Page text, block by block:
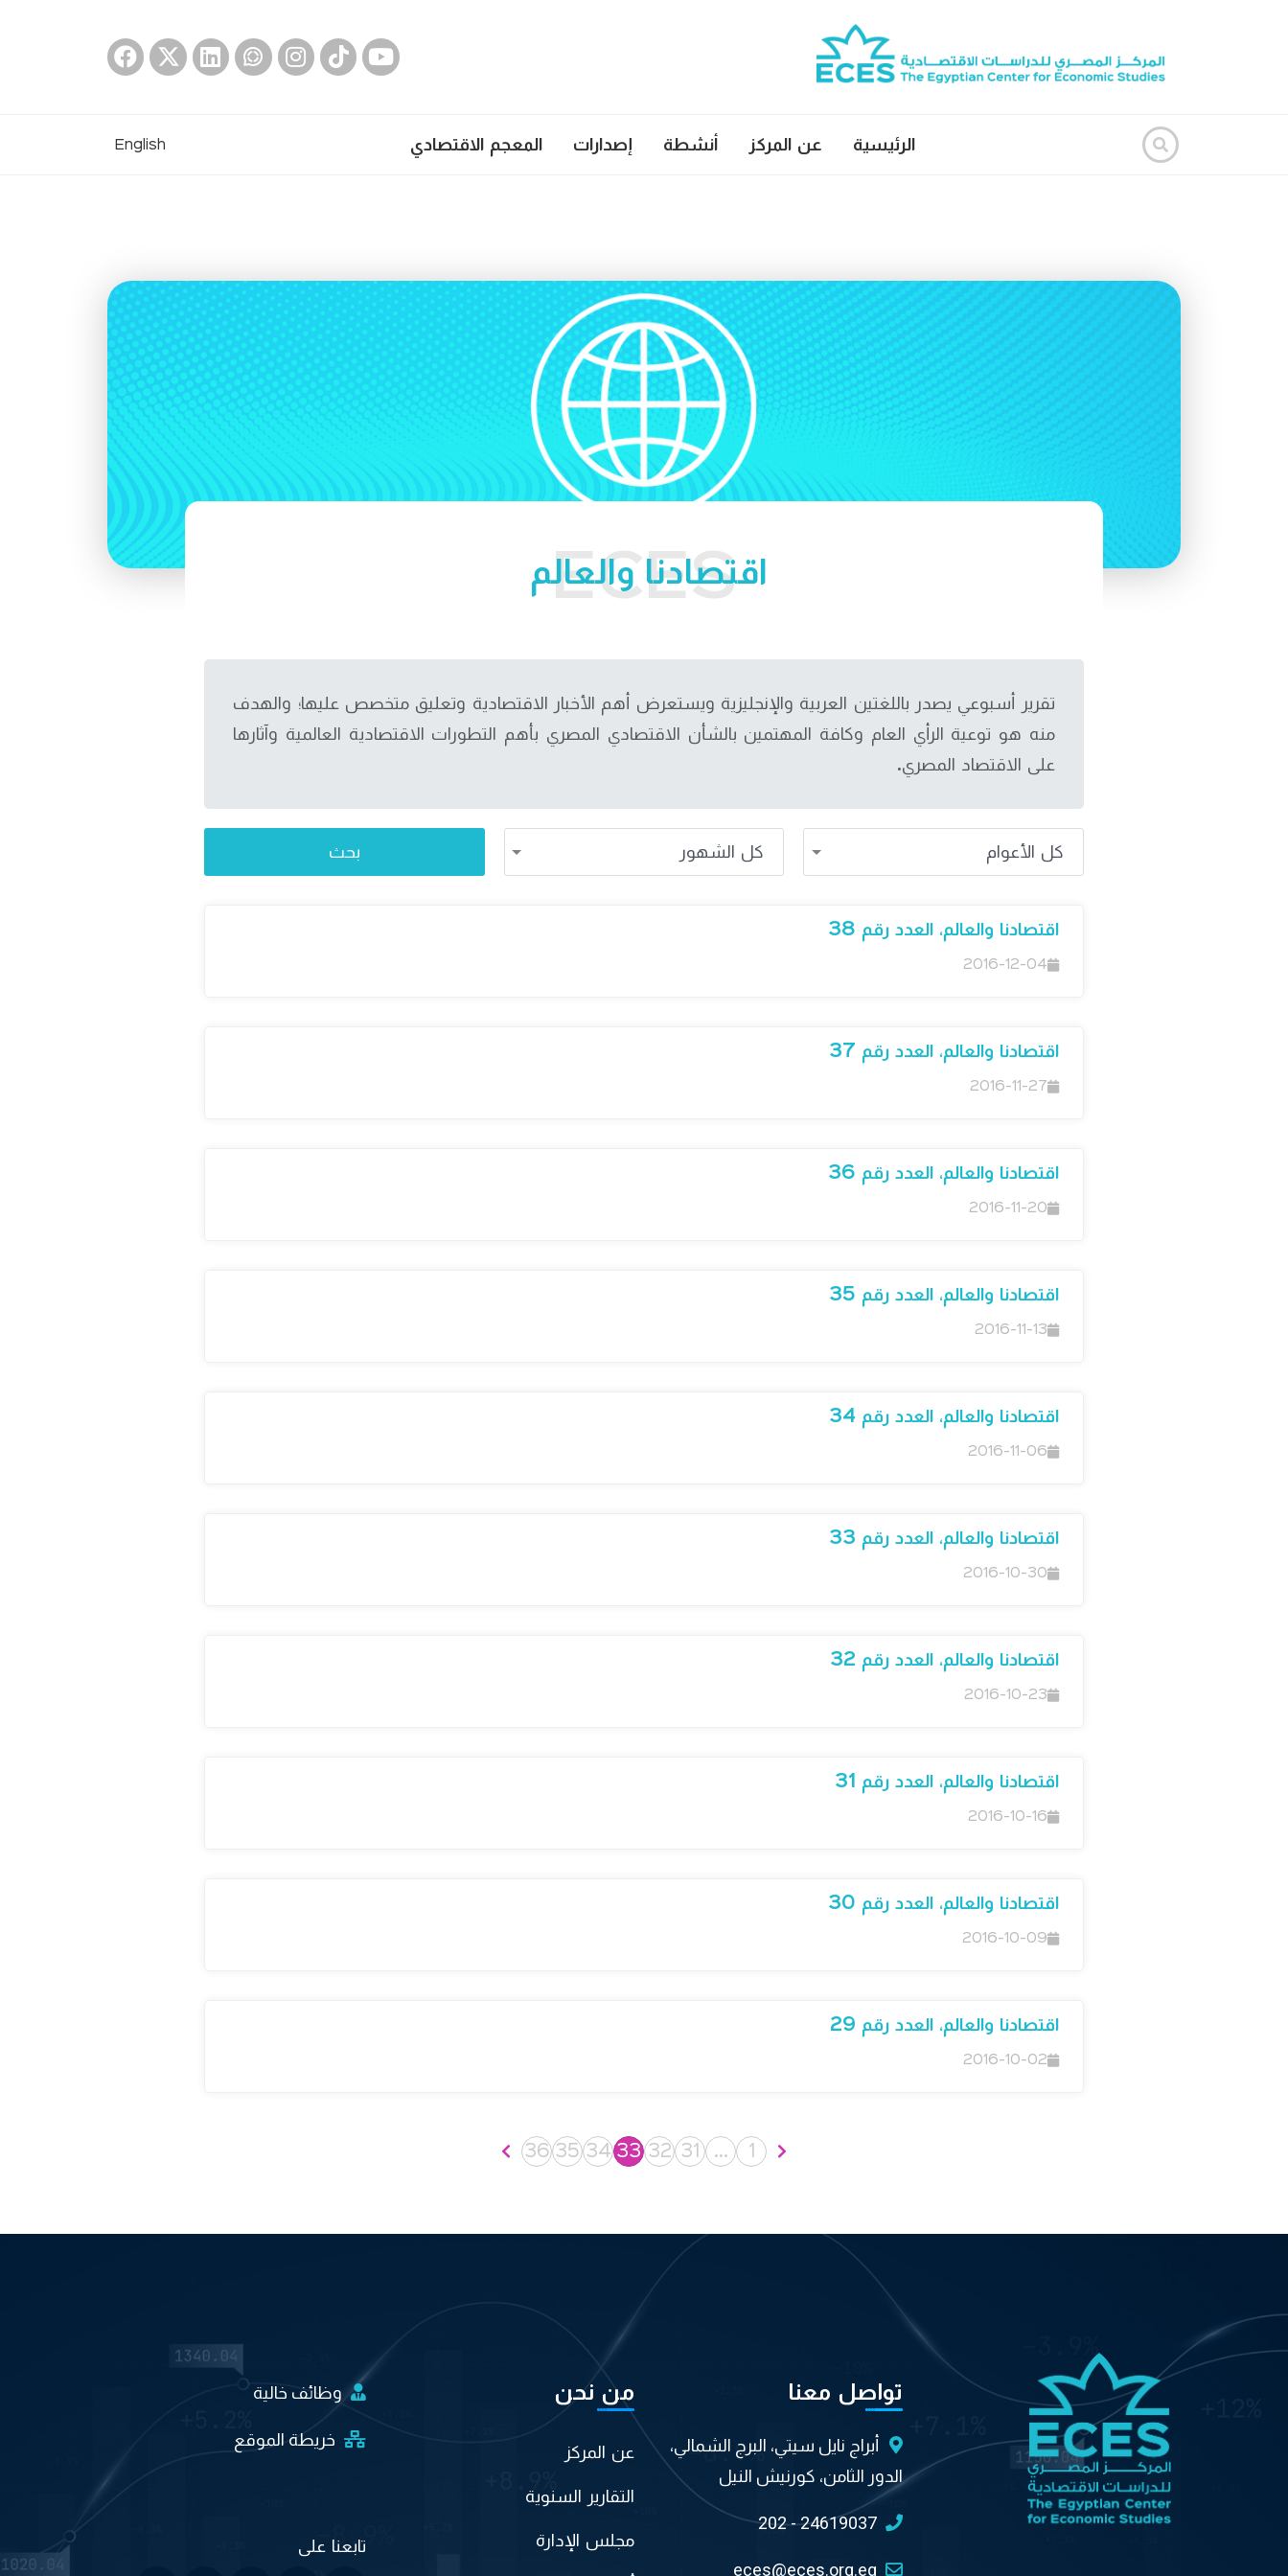
الرئيسية عن المركز أنشطة إصدارات المعجم الاقتصادي English
اقتصادنا والعالم
تقرير أسبوعي يصدر باللغتين العربية والإنجليزية ويستعرض أهم الأخبار الاقتصادية وتعليق متخصص عليها؛ والهدف
منه هو توعية الرأي العام وكافة المهتمين بالشأن الاقتصادي المصري بأهم التطورات الاقتصادية العالمية وآثارها
على الاقتصاد المصري.
اقتصادنا والعالم، العدد رقم 38
2016-12-04
اقتصادنا والعالم، العدد رقم 37
2016-11-27
اقتصادنا والعالم، العدد رقم 36
2016-11-20
اقتصادنا والعالم، العدد رقم 35
2016-11-13
اقتصادنا والعالم، العدد رقم 34
2016-11-06
اقتصادنا والعالم، العدد رقم 33
2016-10-30
اقتصادنا والعالم، العدد رقم 32
2016-10-23
اقتصادنا والعالم، العدد رقم 31
2016-10-16
اقتصادنا والعالم، العدد رقم 30
2016-10-09
اقتصادنا والعالم، العدد رقم 29
2016-10-02
1
…
31
32
33
34
35
36
تواصل معنا
أبراج نايل سيتي، البرج الشمالي،
الدور الثامن، كورنيش النيل
202 - 24619037
eces@eces.org.eg
من نحن
عن المركز
التقارير السنوية
مجلس الإدارة
وظائف خالية
خريطة الموقع